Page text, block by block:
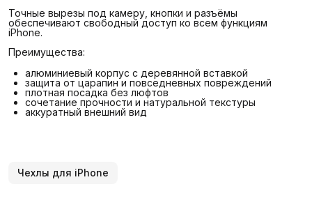
Точные вырезы под камеру, кнопки и разъёмы
обеспечивают свободный доступ ко всем функциям
iPhone.
Преимущества:
алюминиевый корпус с деревянной вставкой
защита от царапин и повседневных повреждений
плотная посадка без люфтов
сочетание прочности и натуральной текстуры
аккуратный внешний вид
Чехлы для iPhone